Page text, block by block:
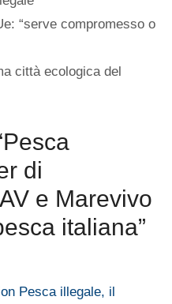
“serve compromesso o
città ecologica del
di
e Marevivo
italiana”
Pesca illegale, il